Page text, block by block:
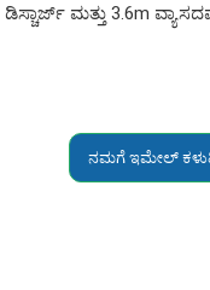
ಡಿಸ್ಚಾರ್ಜ್ ಮತ್ತು 3.6m
ನಮಗೆ ಇಮೇಲ್